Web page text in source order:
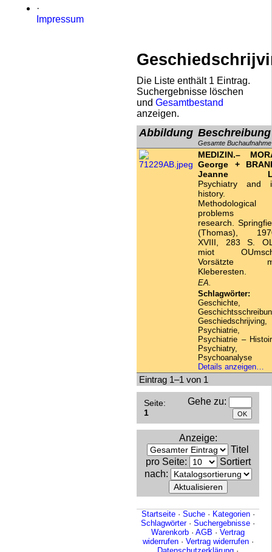
·
Impressum
Die Liste enthält 1 Eintrag.
Suchergebnisse löschen
und Gesamtbestand
anzeigen.
Abbildung Beschreibung
Gesamte Buchaufnahme
MEDIZIN.–
George +
Jeanne
Psychiatry and
history.
Methodological
problems
research.
(Thomas),
XVIII, 283 S.
miot
Vorsätzte
Kleberesten.
EA.
Schlagwörter:
Geschichte,
Geschiedschrijving,
Psychiatrie,
Psychiatrie –
Psychiatry,
Psychoanalyse
Details anzeigen…
Eintrag 1–1 von 1
Seite:
1
Gehe zu:
Anzeige:
Titel
pro Seite:
Sortiert
nach:
Startseite· Suche· Kategorien·
Schlagwörter· Suchergebnisse ·
Warenkorb · AGB · Vertrag
widerrufen· Vertrag widerrufen·